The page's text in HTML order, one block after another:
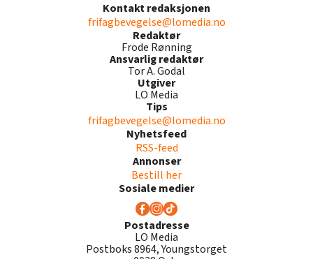
Kontakt redaksjonen
frifagbevegelse@lomedia.no
Redaktør
Frode Rønning
Ansvarlig redaktør
Tor A. Godal
Utgiver
LO Media
Tips
frifagbevegelse@lomedia.no
Nyhetsfeed
RSS-feed
Annonser
Bestill her
Sosiale medier
Postadresse
LO Media
Postboks 8964, Youngstorget